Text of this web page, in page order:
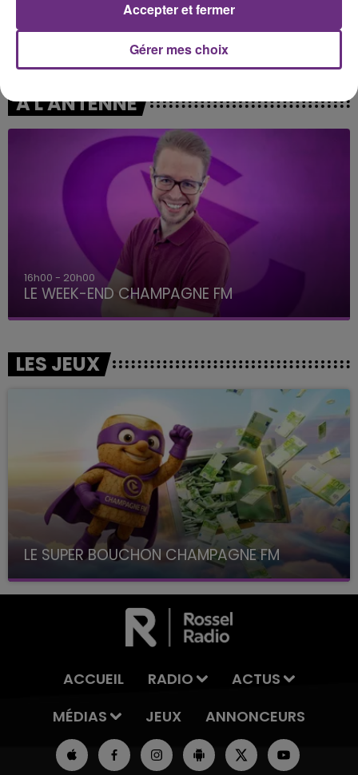
ALEX WARREN JOSEPH KAMEL
Celui Qui Part
A L'ANTENNE
16h00 - 20h00
LE WEEK-END CHAMPAGNE FM
LES JEUX
LE SUPER BOUCHON CHAMPAGNE FM
avec La Famille Champagne FM, à 8H10
ACCUEIL RADIO
ACTUS
MÉDIAS
JEUX ANNONCEURS
Gérer mes choix
Accepter et fermer